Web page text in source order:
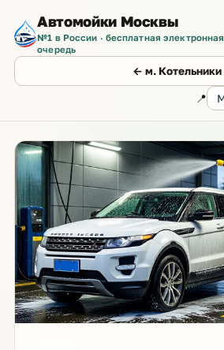
Автомойки Москвы
№1 в России · бесплатная электронная
очередь
← м. Котельники
📍